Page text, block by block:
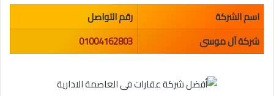
اسم الشركة
رقم التواصل
شركة آل موسى
01004162803